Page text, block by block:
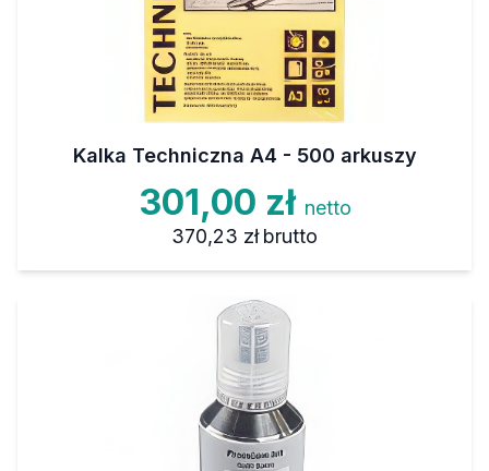
Kalka Techniczna A4 - 500 arkuszy
301,00 zł netto
370,23 zł brutto